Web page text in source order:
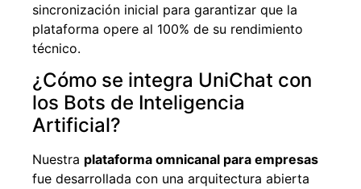
sincronización inicial para garantizar que la
plataforma opere al 100% de su rendimiento
técnico.
¿Cómo se integra UniChat con
los Bots de Inteligencia
Artificial?
Nuestra plataforma omnicanal para empresas
fue desarrollada con una arquitectura abierta